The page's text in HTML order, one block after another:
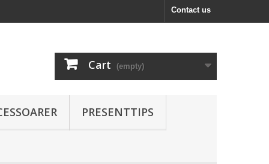
Contact us
Cart (empty)
PRESENTTIPS